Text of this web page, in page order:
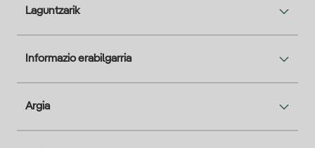
Laguntzarik
Informazio erabilgarria
Argia